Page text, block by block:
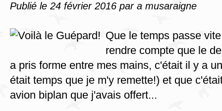
Publié le 24 février 2016 par a musaraigne
Que le temps passe
rendre compte que le
a pris forme entre mes mains, c'était il y a
était temps que je m'y remette!) et que
avion biplan que j'avais offert...